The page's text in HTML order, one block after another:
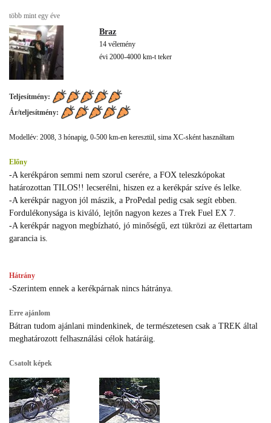
több mint egy éve
Braz
14 vélemény
évi 2000-4000 km-t teker
Teljesítmény:
Ár/teljesítmény:
Modellév: 2008, 3 hónapig, 0-500 km-en keresztül, sima XC-sként használtam
Előny
-A kerékpáron semmi nem szorul cserére, a FOX teleszkópokat
határozottan TILOS!! lecserélni, hiszen ez a kerékpár szíve és lelke.
-A kerékpár nagyon jól mászik, a ProPedal pedig csak segít ebben.
Fordulékonysága is kiváló, lejtőn nagyon kezes a Trek Fuel EX 7.
-A kerékpár nagyon megbízható, jó minőségű, ezt tükrözi az élettartam
garancia is.
Hátrány
-Szerintem ennek a kerékpárnak nincs hátránya.
Erre ajánlom
Bátran tudom ajánlani mindenkinek, de természetesen csak a TREK által
meghatározott felhasználási célok határáig.
Csatolt képek